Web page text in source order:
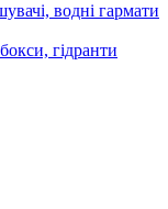
водні гармати
гідранти